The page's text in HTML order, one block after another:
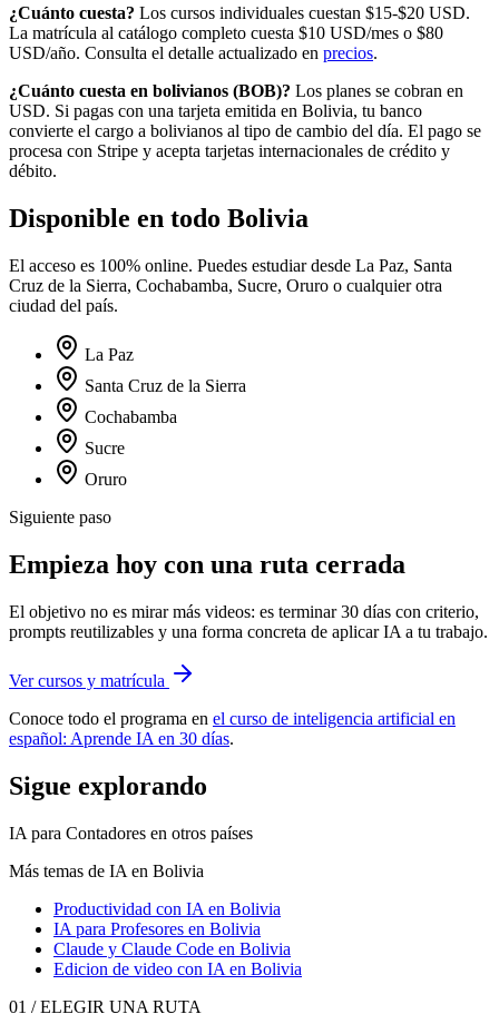
¿Cuánto cuesta? Los cursos individuales cuestan $15-$20 USD.
La matrícula al catálogo completo cuesta $10 USD/mes o $80
USD/año. Consulta el detalle actualizado en precios.
¿Cuánto cuesta en bolivianos (BOB)? Los planes se cobran en
USD. Si pagas con una tarjeta emitida en Bolivia, tu banco
convierte el cargo a bolivianos al tipo de cambio del día. El pago se
procesa con Stripe y acepta tarjetas internacionales de crédito y
débito.
Disponible en todo Bolivia
El acceso es 100% online. Puedes estudiar desde La Paz, Santa
Cruz de la Sierra, Cochabamba, Sucre, Oruro o cualquier otra
ciudad del país.
La Paz
Santa Cruz de la Sierra
Cochabamba
Sucre
Oruro
Siguiente paso
Empieza hoy con una ruta cerrada
El objetivo no es mirar más videos: es terminar 30 días con criterio,
prompts reutilizables y una forma concreta de aplicar IA a tu trabajo.
Ver cursos y matrícula
Conoce todo el programa en el curso de inteligencia artificial en
español: Aprende IA en 30 días.
Sigue explorando
IA para Contadores en otros países
Más temas de IA en Bolivia
Productividad con IA en Bolivia
IA para Profesores en Bolivia
Claude y Claude Code en Bolivia
Edicion de video con IA en Bolivia
01 / ELEGIR UNA RUTA